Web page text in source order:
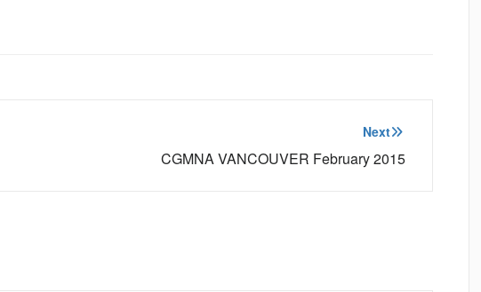
Next
CGMNA VANCOUVER February 2015